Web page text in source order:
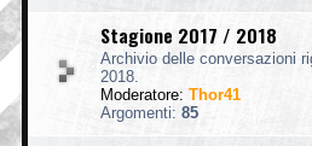
Stagione 2017 / 2018
Archivio delle conversazioni
2018.
Moderatore: Thor41
Argomenti: 85